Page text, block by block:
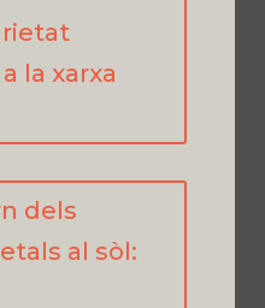
la xarxa
dels
al sòl: